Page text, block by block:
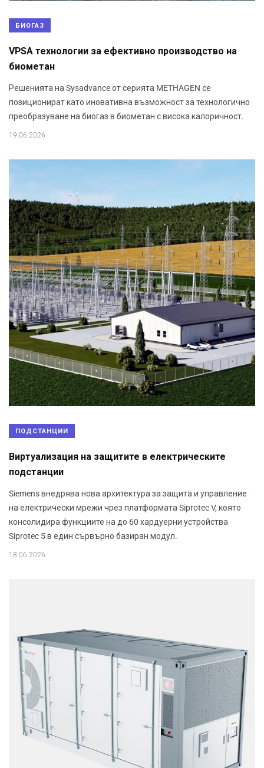
БИОГАЗ
VPSA технологии за ефективно производство на
биометан
Решенията на Sysadvance от серията METHAGEN се
позиционират като иновативна възможност за технологично
преобразуване на биогаз в биометан с висока калоричност.
19.06.2026
ПОДСТАНЦИИ
Виртуализация на защитите в електрическите
подстанции
Siemens внедрява нова архитектура за защита и управление
на електрически мрежи чрез платформата Siprotec V, която
консолидира функциите на до 60 хардуерни устройства
Siprotec 5 в един сървърно базиран модул.
18.06.2026